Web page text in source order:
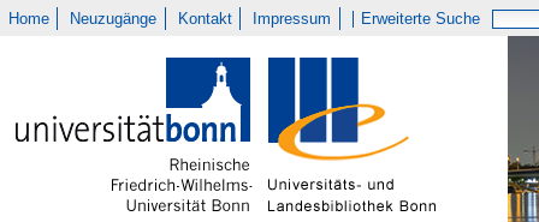
Home Neuzugänge Kontakt Impressum Erweiterte Suche